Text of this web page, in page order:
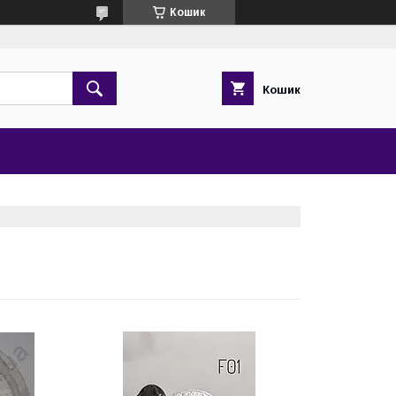
Кошик
Кошик